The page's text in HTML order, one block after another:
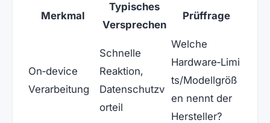
Merkmal
Typisches
Versprechen
Prüffrage
On‑device
Verarbeitung
Schnelle
Reaktion,
Datenschutzv
orteil
Welche
Hardware‑Limi
ts/Modellgröß
en nennt der
Hersteller?